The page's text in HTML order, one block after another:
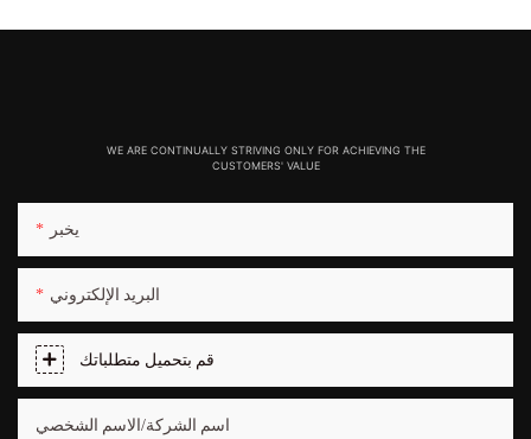
WE ARE CONTINUALLY STRIVING ONLY FOR ACHIEVING THE
CUSTOMERS' VALUE
يخبر
البريد الإلكتروني
قم بتحميل متطلباتك
اسم الشركة/الاسم الشخصي